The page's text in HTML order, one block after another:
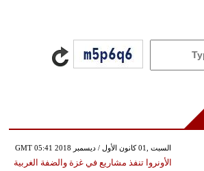
GMT 05:41 2018 السبت ,01 كانون الأول / ديسمبر
الأونروا تنفذ مشاريع في غزة والضفة الغربية